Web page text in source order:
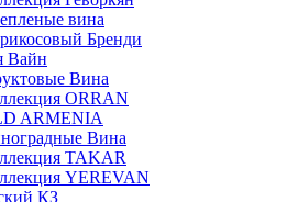
вина
Бренди
Вайн
Вина
ORRAN
ARMENIA
Вина
TAKAR
YEREVAN
КЗ